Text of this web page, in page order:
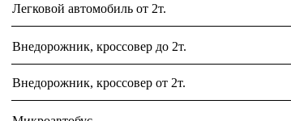
Легковой автомобиль от 2т.
Внедорожник, кроссовер до 2т.
Внедорожник, кроссовер от 2т.